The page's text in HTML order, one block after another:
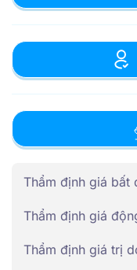
Thẩm định giá bất
Thẩm định giá
Thẩm định giá trị